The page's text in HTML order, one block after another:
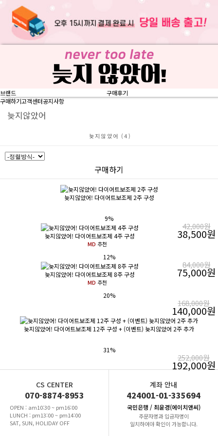
브랜드
구매후기
구매하기고객센터공지사항
늦지않았어
늦지않았어 (4)
구매하기
늦지않았어! 다이어트보조제 2주 구성
9%
42,000원
38,500원
늦지않았어! 다이어트보조제 4주 구성
MD 추천
12%
84,000원
75,000원
늦지않았어! 다이어트보조제 8주 구성
MD 추천
20%
168,000원
140,000원
늦지않았어! 다이어트보조제 12주 구성 + (이벤트) 늦지않았어 2주 추가
31%
252,000원
192,000원
CS CENTER
070-8874-8953
OPEN : am10:30 ~ pm16:00
LUNCH : pm13:00 ~ pm14:00
SAT, SUN, HOLIDAY OFF
계좌 안내
424001-01-335694
국민은행 / 최윤경(에이치앤씨)
주문자명과 입금자명이
일치하여야 확인이 가능합니다.